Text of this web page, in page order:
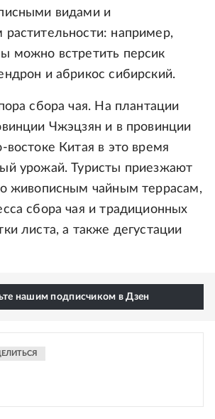
видами и
растительности: например,
можно встретить персик
и абрикос сибирский.
сбора чая. На плантации
Чжэцзян и в провинции
востоке Китая в это время
урожай. Туристы приезжают
живописным чайным террасам,
сбора чая и традиционных
листа, а также дегустации
нашим подписчиком в Дзен